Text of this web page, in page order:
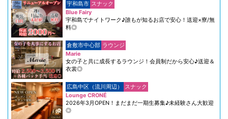
宇和島市 スナック
Blue Fairy
宇和島でナイトワーク♪誰もが知るお店で安心！送迎×寮/無
料◎
倉敷市中心部 ラウンジ
Marie
女の子と共に成長するラウンジ！会員制だから安心♪送迎＆
衣裳◎
広島中区（流川周辺）
スナック
Lounge CRONÉ
2026年3月OPEN！まだまだ一期生募集♪未経験さん大歓迎
◎